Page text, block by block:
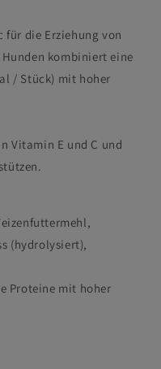
für die Erziehung von
kombiniert eine
/ Stück) mit hoher
Vitamin E und C und
(hydrolysiert),
Proteine mit hoher